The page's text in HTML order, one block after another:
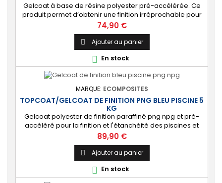
Gelcoat à base de résine polyester pré-accélérée. Ce
produit permet d’obtenir une finition irréprochable pour
tout projet de fabrication de pièces composites en
moule : élément de carrosserie ou d’un bateau,
panneau plat, mobilier, objet d’art, etc. Couleur au choix.
[Finition de qualité] Fournit un revêtement à l’aspect de
surface parfaitement lisse,...
Prix
74,90 €
 Ajouter au panier
 En stock
MARQUE: ECOMPOSITES
TOPCOAT/GELCOAT DE FINITION PNG BLEU PISCINE 5
KG
Gelcoat polyester de finition paraffiné png npg et pré-
accéléré pour la finition et l'étanchéité des piscines et
bassins. [Finition] : Fournit une couche extérieure lisse
brillante qualité immersion. [Étanche] : Étanchéifie votre
stratification résine et fibre de verre. Livré avec son
catalyseur PMEC 10 cl
Prix
89,90 €
 Ajouter au panier
 En stock